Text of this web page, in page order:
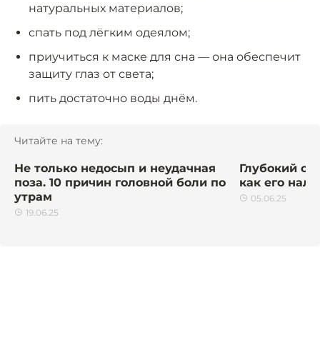
натуральных материалов;
спать под лёгким одеялом;
приучиться к маске для сна — она обеспечит
защиту глаз от света;
пить достаточно воды днём.
Читайте на тему:
Не только недосып и неудачная
поза. 10 причин головной боли по
утрам
19.06.25
Глубокий
как его
05.06.25